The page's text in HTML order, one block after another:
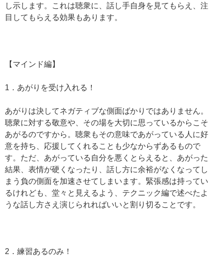
し示します。これは聴衆に、話し手自身を見てもらえ、注
目してもらえる効果もあります。
【マインド編】
1．あがりを受け入れる！
あがりは決してネガティブな側面ばかりではありません。
聴衆に対する敬意や、その場を大切に思っているからこそ
あがるのですから。聴衆もその意味であがっている人に好
意を持ち、応援してくれることも少なからずあるもので
す。ただ、あがっている自分を悪くとらえると、あがった
結果、表情が硬くなったり、話し方に余裕がなくなってし
まう負の側面を加速させてしまいます。緊張感は持ってい
るけれども、堂々と見えるよう、テクニック編で述べたよ
うな話し方さえ演じられればいいと割り切ることです。
2．練習あるのみ！